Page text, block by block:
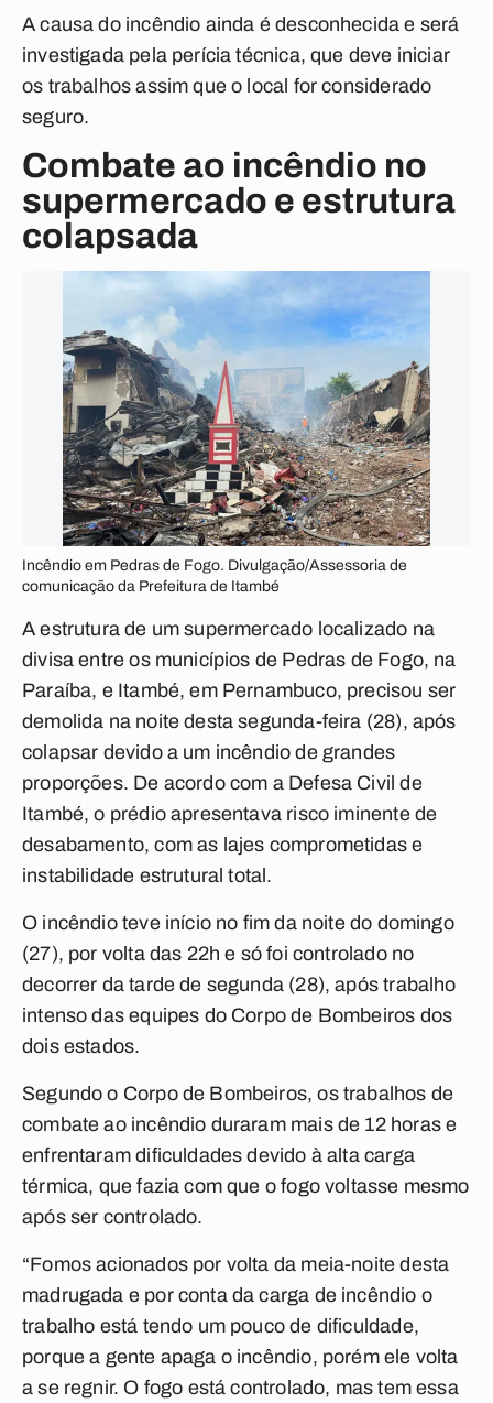
A causa do incêndio ainda é desconhecida e será
investigada pela perícia técnica, que deve iniciar
os trabalhos assim que o local for considerado
seguro.
Combate ao incêndio no
supermercado e estrutura
colapsada
Incêndio em Pedras de Fogo. Divulgação/Assessoria de
comunicação da Prefeitura de Itambé
A estrutura de um supermercado localizado na
divisa entre os municípios de Pedras de Fogo, na
Paraíba, e Itambé, em Pernambuco, precisou ser
demolida na noite desta segunda-feira (28), após
colapsar devido a um incêndio de grandes
proporções. De acordo com a Defesa Civil de
Itambé, o prédio apresentava risco iminente de
desabamento, com as lajes comprometidas e
instabilidade estrutural total.
O incêndio teve início no fim da noite do domingo
(27), por volta das 22h e só foi controlado no
decorrer da tarde de segunda (28), após trabalho
intenso das equipes do Corpo de Bombeiros dos
dois estados.
Segundo o Corpo de Bombeiros, os trabalhos de
combate ao incêndio duraram mais de 12 horas e
enfrentaram dificuldades devido à alta carga
térmica, que fazia com que o fogo voltasse mesmo
após ser controlado.
“Fomos acionados por volta da meia-noite desta
madrugada e por conta da carga de incêndio o
trabalho está tendo um pouco de dificuldade,
porque a gente apaga o incêndio, porém ele volta
a se regnir. O fogo está controlado, mas tem essa